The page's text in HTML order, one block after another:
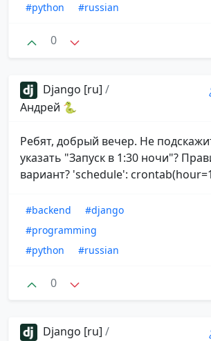
#python
#russian
0
Django [ru] /
Андрей 🐍
Ребят, добрый вечер. Не
указать "Запуск в 1:30 ночи"?
вариант? 'schedule':
#backend
#django
#programming
#python
#russian
0
Django [ru] /